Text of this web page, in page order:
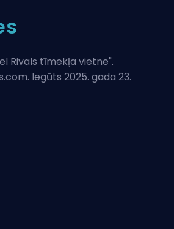
Rivals tīmekļa vietne".
Iegūts 2025. gada 23.